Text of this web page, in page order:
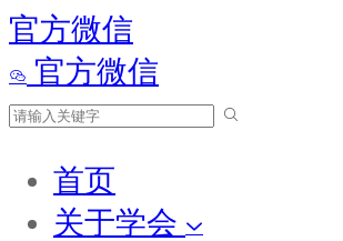
官方微信
官方微信
首页
关于学会